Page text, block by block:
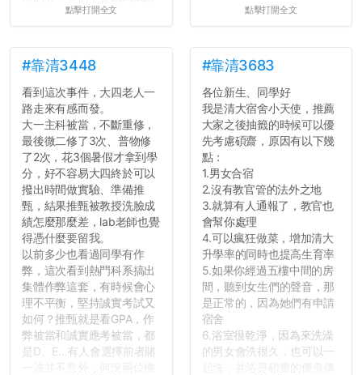
壓力而選擇逃避(作弊)，在
績無法體現你們的努力，但
往後你們正直的態度一定會
讓你們在社會上適應得更
好。最後，那些作弊的同
學，你們要瞭解到作弊對你
們而言是沒有任何好處的，
大學是你們唯一可以勇敢認
錯但不需要付出太大代價的
地方，你們在這時候如果不
會學會...
點擊打開全文 點擊打開全文
#靠清3448
看到這次事件，大四老人一
路走來有感而發。
大一主科被當，不斷重修，
最後微二修了3次、普物修
了2次，花3個暑假才拿到學
分，好不容易大四終於可以
撥出時間做實驗、準備推
甄，結果推甄被教授洗臉成
績怎麼那麼差，lab老師也覺
得憑什麼要留我。
以前多少也看過同學有作
弊，這次看到熱門科系搞出
集體作弊這套，有時候會心
理不平衡，堅持誠實考試又
如何？推甄就是看GPA，作
弊被當和誠實應考被當，都
是D、E...有人會選擇前者賭
#靠清3683
各位新生、同學好
我是清大宿舍小天使，推薦
大家之後抽籤的時候可以優
先考慮碩齋，原因有以下幾
點：
1.男女合宿
2.沒有教官管的法外之地
3.就算有人通報了，教官也
會幫你處理
4.可以瘋狂做菜，增加清大
升學率的同時也提高生育率
5.如果你經過五樓中間的房
間，聽到女生們的聲音，那
是正常的，因為她們有申請
宿舍
6.浴室很乾淨，因為來洗澡
的男女會洗很久，也可以一